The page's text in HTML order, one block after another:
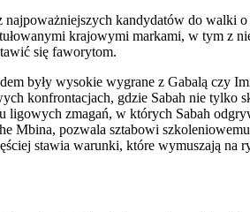
najpoważniejszych kandydatów do
krajowymi markami, w tym z
się faworytom.
były wysokie wygrane z Gabalą czy
konfrontacjach, gdzie Sabah nie tylko
zmagań, w których Sabah
pozwala sztabowi
stawia warunki, które wymuszają